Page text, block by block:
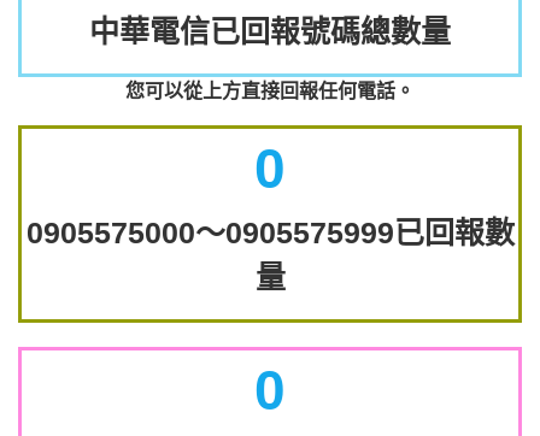
中華電信已回報號碼總數量
您可以從上方直接回報任何電話。
0
0905575000～0905575999已回報數
量
0